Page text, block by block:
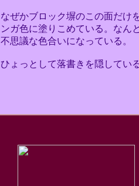
なぜかブロック塀のこの面だけ
ンガ色に塗りこめている。なん
不思議な色合いになっている。
ひょっとして落書きを隠してい